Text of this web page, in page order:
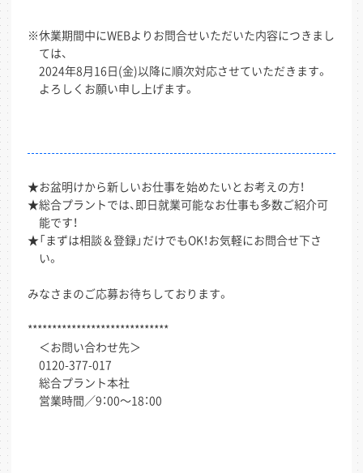
※休業期間中にWEBよりお問合せいただいた内容につきまし
ては、
2024年8月16日(金)以降に順次対応させていただきます。
よろしくお願い申し上げます。
★お盆明けから新しいお仕事を始めたいとお考えの方！
★総合プラントでは、即日就業可能なお仕事も多数ご紹介可
能です！
★「まずは相談＆登録」だけでもOK！お気軽にお問合せ下さ
い。
みなさまのご応募お待ちしております。
*****************************
＜お問い合わせ先＞
0120-377-017
総合プラント本社
営業時間／9：00～18：00